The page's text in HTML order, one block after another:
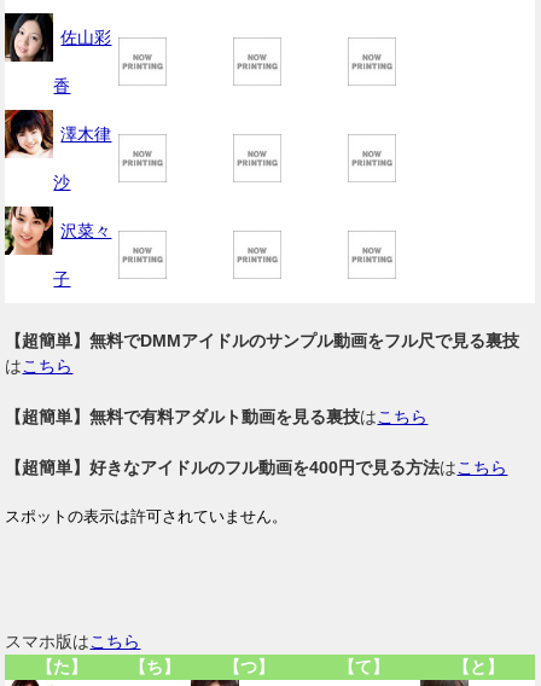
佐山彩
香
澤木律
沙
沢菜々
子
【超簡単】無料でDMMアイドルのサンプル動画をフル尺で見る裏技
はこちら
【超簡単】無料で有料アダルト動画を見る裏技はこちら
【超簡単】好きなアイドルのフル動画を400円で見る方法はこちら
スマホ版はこちら
【た】
【ち】 【つ】 【て】
【と】